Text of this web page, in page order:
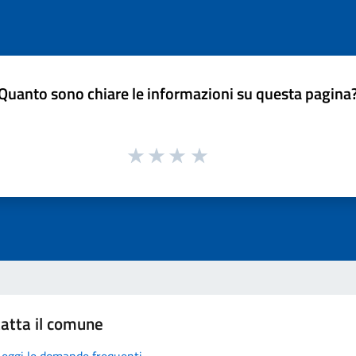
sono chiare le informazioni su questa
il comune